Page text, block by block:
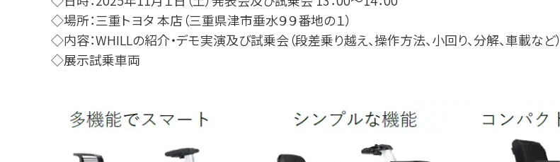
◇場所：三重トヨタ 本店（三重県津市垂⽔９９番地の１）
◇内容：WHILLの紹介・デモ実演及び試乗会（段差乗り越え、操作⽅法、⼩回り、分解、⾞載など）
◇展⽰試乗⾞両